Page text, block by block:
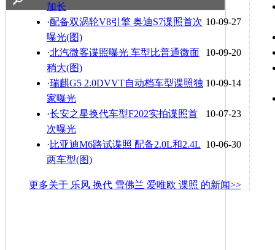
加长
10-09-27
·配备双涡轮V8引擎 奥迪S7谍照首次
曝光(图)
10-09-20
·北汽微客谍照曝光 车型比普通微面
稍大(图)
10-09-14
·瑞麒G5 2.0DVVT自动档车型谍照独
家曝光
10-07-23
·长安之星换代车型F202实拍谍照首
次曝光
10-06-30
·比亚迪M6路试谍照 配备2.0L和2.4L
两车型(图)
更多关于 乐风 换代 雪佛兰 爱唯欧 谍照 的新闻>>